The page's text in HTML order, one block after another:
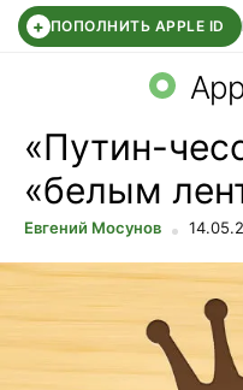
+ ПОПОЛНИТЬ APPLE ID
СБЕР КИДС ВТБ
«Путин-
«белым
Евгений Мосунов